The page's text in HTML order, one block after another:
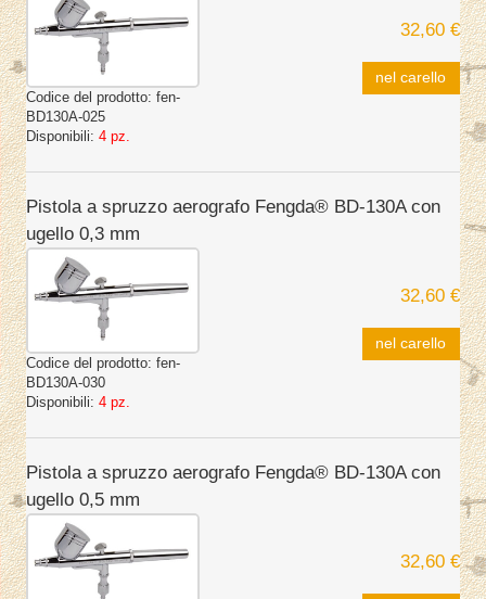
Codice del prodotto: fen-
BD130A-025
Disponibili: 4 pz.
32,60 €
nel carello
Pistola a spruzzo aerografo Fengda® BD-130A con
ugello 0,3 mm
Codice del prodotto: fen-
BD130A-030
Disponibili: 4 pz.
32,60 €
nel carello
Pistola a spruzzo aerografo Fengda® BD-130A con
ugello 0,5 mm
32,60 €